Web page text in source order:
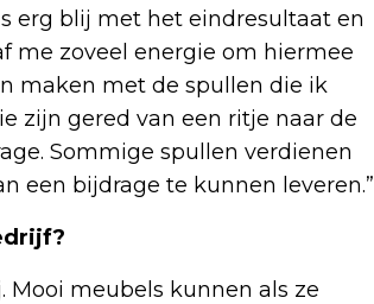
erg blij met het eindresultaat en
me zoveel energie om hiermee
maken met de spullen die ik
zijn gered van een ritje naar de
Sommige spullen verdienen
een bijdrage te kunnen leveren.”
Mooi meubels kunnen als ze